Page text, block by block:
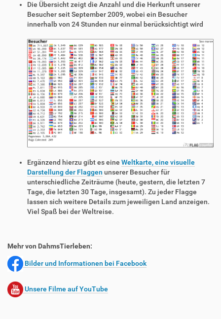
Die Übersicht zeigt die Anzahl und die Herkunft unserer
Besucher seit September 2009, wobei ein Besucher
innerhalb von 24 Stunden nur einmal berücksichtigt wird
Ergänzend hierzu gibt es eine Weltkarte, eine visuelle
Darstellung der Flaggen unserer Besucher für
unterschiedliche Zeiträume (heute, gestern, die letzten 7
Tage, die letzten 30 Tage, insgesamt). Zu jeder Flagge
lassen sich weitere Details zum jeweiligen Land anzeigen.
Viel Spaß bei der Weltreise.
Mehr von DahmsTierleben:
Bilder und Informationen bei Facebook
Unsere Filme auf YouTube